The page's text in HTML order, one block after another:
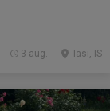
Iasi, IS
3 aug.